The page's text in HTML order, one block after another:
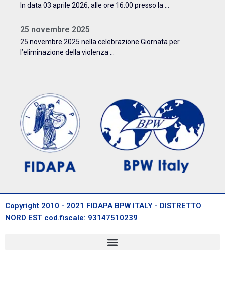
In data 03 aprile 2026, alle ore 16:00 presso la ...
25 novembre 2025
25 novembre 2025 nella celebrazione Giornata per
l’eliminazione della violenza ...
Copyright 2010 - 2021 FIDAPA BPW ITALY - DISTRETTO
NORD EST cod.fiscale: 93147510239